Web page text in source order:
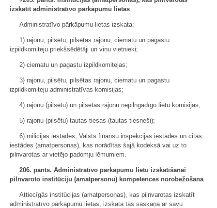
izskatīt administratīvo pārkāpumu lietas
Administratīvo pārkāpumu lietas izskata:
1) rajonu, pilsētu, pilsētas rajonu, ciematu un pagastu
izpildkomiteju priekšsēdētāji un viņu vietnieki;
2) ciematu un pagastu izpildkomitejas;
3} rajonu, pilsētu, pilsētas rajonu, ciematu un pagastu
izpildkomiteju administratīvas komisijas;
4) rajonu (pilsētu) un pilsētas rajonu nepilngadīgo lietu komisijas;
5) rajonu (pilsētu) tautas tiesas (tautas tiesneši);
6) milicijas iestādes, Valsts finansu inspekcijas iestādes un citas
iestādes (amatpersonas), kas norādītas šajā kodeksā vai uz to
pilnvarotas ar vietējo padomju lēmumiem.
206. pants. Administratīvo pārkāpumu lietu izskatīšanai
pilnvaroto institūciju (amatpersonu) kompetences norobežošana
Attiecīgās institūcijas (amatpersonas), kas pilnvarotas izskatīt
administratīvo pārkāpumu lietas, izskata tās saskaņā ar savu